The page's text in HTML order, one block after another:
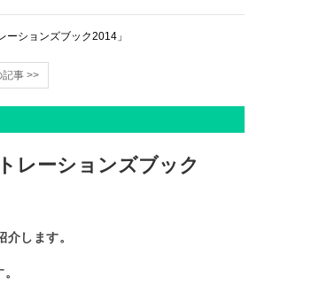
ションズブック2014」
記事 >>
レーションズブック
します。